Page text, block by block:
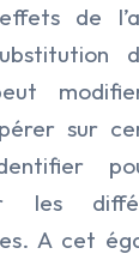
de
sur
les
A cet